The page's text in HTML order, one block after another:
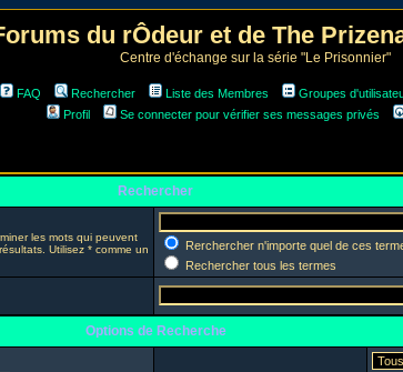
du rÔdeur et de The
Centre d'échange sur la série "Le Prisonnier"
FAQ Rechercher Liste des Membres Groupes
Profil
Se connecter pour vérifier ses messages privés
Rechercher
les mots qui peuvent
Utilisez * comme un
Rerchercher n'importe quel de ces
Rechercher tous les termes
Options de Recherche